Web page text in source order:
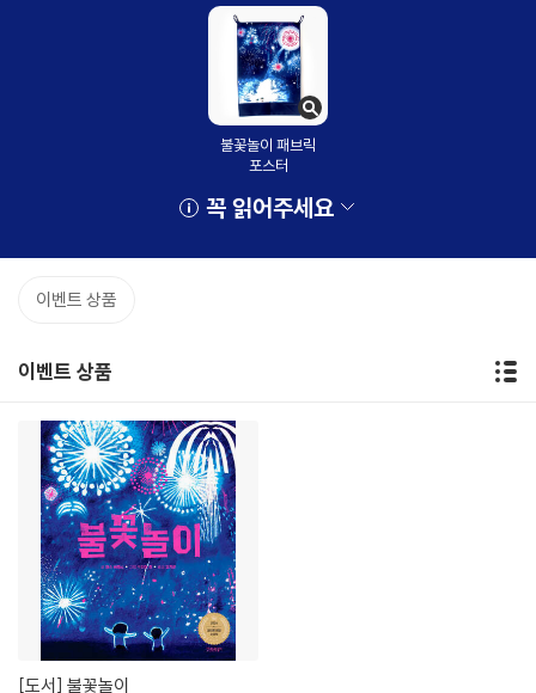
불꽃놀이 패브릭
포스터
꼭 읽어주세요
이벤트 상품
이벤트 상품
[도서] 불꽃놀이